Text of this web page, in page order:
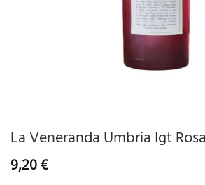
La Veneranda Umbria Igt
9,20€